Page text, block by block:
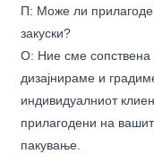
П: Може ли
закуски?
О: Ние сме сопствена
дизајнираме и
индивидуалниот
прилагодени на
пакување.